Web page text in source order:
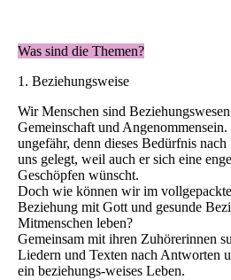
Was sind die Themen?
1. Beziehungsweise
Wir Menschen sind
Gemeinschaft und
ungefähr, denn dieses Bedürfnis
uns gelegt, weil auch er sich eine
Geschöpfen wünscht.
Doch wie können wir im
Beziehung mit Gott und gesunde
Mitmenschen leben?
Gemeinsam mit ihren Zuhörerinnen
Liedern und Texten nach Antworten
ein beziehungs-weises Leben.